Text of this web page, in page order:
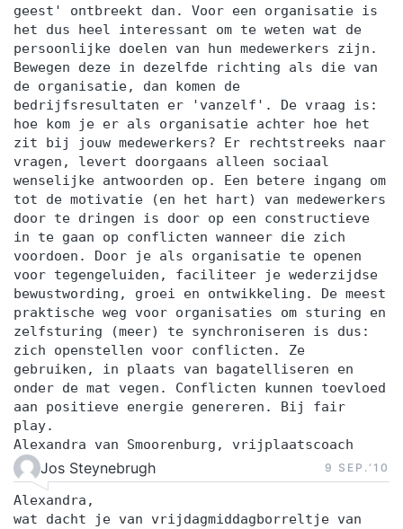
geest' ontbreekt dan. Voor een organisatie is
het dus heel interessant om te weten wat de
persoonlijke doelen van hun medewerkers zijn.
Bewegen deze in dezelfde richting als die van
de organisatie, dan komen de
bedrijfsresultaten er 'vanzelf'. De vraag is:
hoe kom je er als organisatie achter hoe het
zit bij jouw medewerkers? Er rechtstreeks naar
vragen, levert doorgaans alleen sociaal
wenselijke antwoorden op. Een betere ingang om
tot de motivatie (en het hart) van medewerkers
door te dringen is door op een constructieve
in te gaan op conflicten wanneer die zich
voordoen. Door je als organisatie te openen
voor tegengeluiden, faciliteer je wederzijdse
bewustwording, groei en ontwikkeling. De meest
praktische weg voor organisaties om sturing en
zelfsturing (meer) te synchroniseren is dus:
zich openstellen voor conflicten. Ze
gebruiken, in plaats van bagatelliseren en
onder de mat vegen. Conflicten kunnen toevloed
aan positieve energie genereren. Bij fair
play.
Alexandra van Smoorenburg, vrijplaatscoach
Jos Steynebrugh 9 SEP.‘10
Alexandra,
wat dacht je van vrijdagmiddagborreltje van